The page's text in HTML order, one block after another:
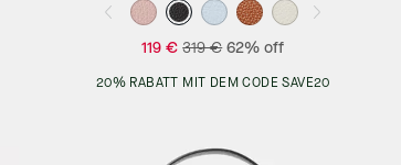
119 € 319 € 62% off
20% RABATT MIT DEM CODE SAVE20